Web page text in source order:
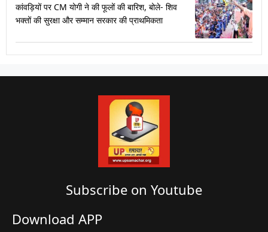
कांवड़ियों पर CM योगी ने की फूलों की बारिश, बोले- शिव
भक्तों की सुरक्षा और सम्मान सरकार की प्राथमिकता
Subscribe on Youtube​
Download APP